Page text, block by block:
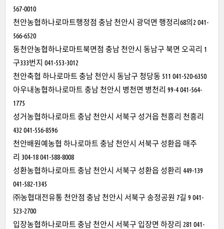
567-0010
천안농협하나로마트행정점 충남 천안시 광덕면 행정리68의2 041-
566-6520
동천안농협하나로마트북면점 충남 천안시 동남구 북면 오곡리 1
구333번지 041-553-3012
천안축협 하나로마트 충남 천안시 동남구 청당동 511 041-520-6350
아우내농협하나로마트 충남 천안시 병천면 병천리 99-4 041-564-
1775
성거농협하나로마트 충남 천안시 서북구 성거읍 천흥리 천흥리
432 041-556-8596
천안배원예농협 하나로마트 충남 천안시 서북구 성환읍 매주
리 304-18 041-588-8008
성환농협하나로마트 충남 천안시 서북구 성환읍 성환리 449-139
041-582-1345
㈜농협대전유통 천안점 충남 천안시 서북구 송정공원 7길 9 041-
523-2700
입장농협하나로마트 충남 천안시 서북구 입장면 하장리 281 041-